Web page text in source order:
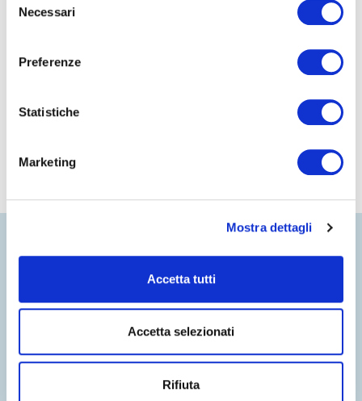
delNecessari
Preferenze
Statistiche
Marketing
Mostra dettagli
Accetta tutti
Accetta selezionati
Rifiuta
PREC